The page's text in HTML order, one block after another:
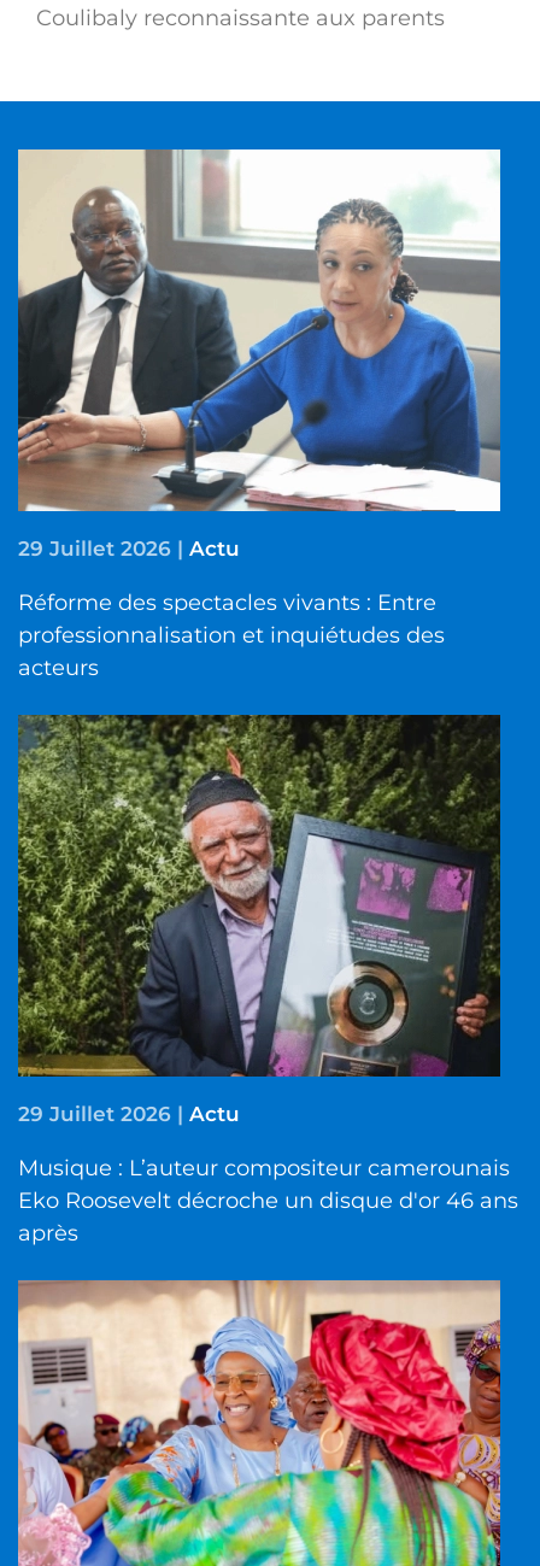
Coulibaly reconnaissante aux parents
29 Juillet 2026 | Actu
Réforme des spectacles vivants : Entre
professionnalisation et inquiétudes des
acteurs
29 Juillet 2026 | Actu
Musique : L’auteur compositeur camerounais
Eko Roosevelt décroche un disque d'or 46 ans
après